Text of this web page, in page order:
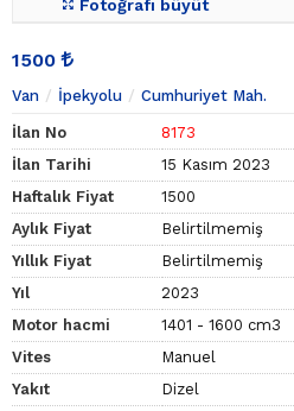
Fotoğrafı büyüt
1500
Van İpekyolu Cumhuriyet Mah.
İlan No
8173
İlan Tarihi
15 Kasım 2023
Haftalık Fiyat
1500
Aylık Fiyat
Belirtilmemiş
Yıllık Fiyat
Belirtilmemiş
Yıl
2023
Motor hacmi
1401 - 1600 cm3
Vites
Manuel
Yakıt
Dizel